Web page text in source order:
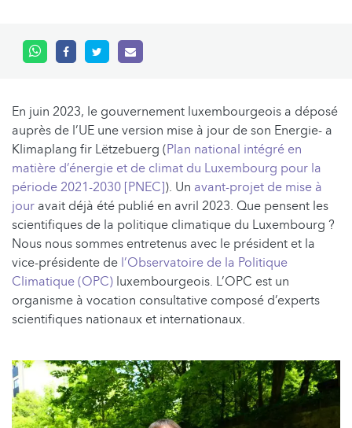
En juin 2023, le gouvernement luxembourgeois a déposé
auprès de l’UE une version mise à jour de son Energie- a
Klimaplang fir Lëtzebuerg (Plan national intégré en
matière d’énergie et de climat du Luxembourg pour la
période 2021-2030 [PNEC]). Un avant-projet de mise à
jour avait déjà été publié en avril 2023. Que pensent les
scientifiques de la politique climatique du Luxembourg ?
Nous nous sommes entretenus avec le président et la
vice-présidente de l’Observatoire de la Politique
Climatique (OPC) luxembourgeois. L’OPC est un
organisme à vocation consultative composé d’experts
scientifiques nationaux et internationaux.